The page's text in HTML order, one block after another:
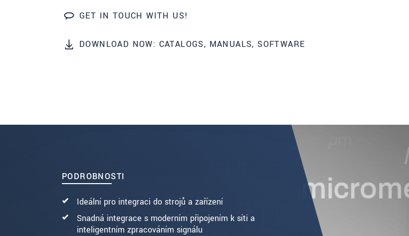
GET IN TOUCH WITH US!
DOWNLOAD NOW: CATALOGS, MANUALS, SOFTWARE
PODROBNOSTI
Ideální pro integraci do strojů a zařízení
Snadná integrace s moderním připojením k síti a
inteligentním zpracováním signálu
Vaša správa*